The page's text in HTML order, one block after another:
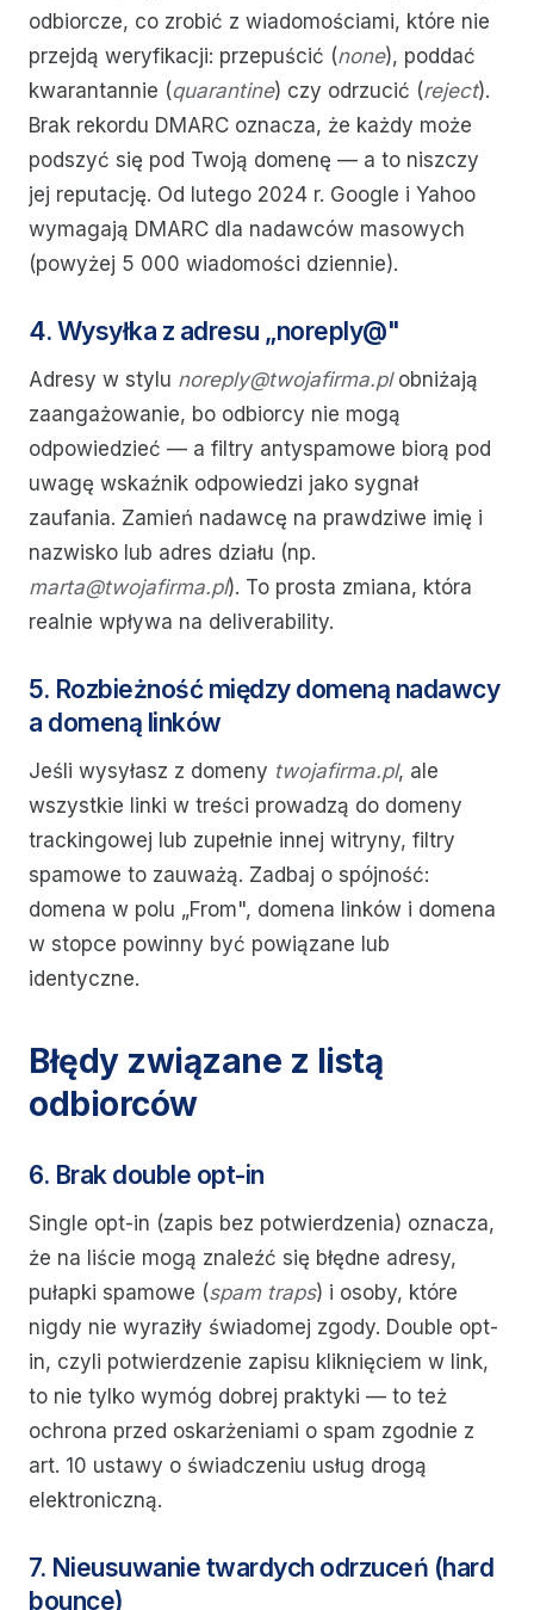
odbiorcze, co zrobić z wiadomościami, które nie
przejdą weryfikacji: przepuścić (none), poddać
kwarantannie (quarantine) czy odrzucić (reject).
Brak rekordu DMARC oznacza, że każdy może
podszyć się pod Twoją domenę — a to niszczy
jej reputację. Od lutego 2024 r. Google i Yahoo
wymagają DMARC dla nadawców masowych
(powyżej 5 000 wiadomości dziennie).
4. Wysyłka z adresu „noreply@"
Adresy w stylu noreply@twojafirma.plobniżają
zaangażowanie, bo odbiorcy nie mogą
odpowiedzieć — a filtry antyspamowe biorą pod
uwagę wskaźnik odpowiedzi jako sygnał
zaufania. Zamień nadawcę na prawdziwe imię i
nazwisko lub adres działu (np.
marta@twojafirma.pl). To prosta zmiana, która
realnie wpływa na deliverability.
5. Rozbieżność między domeną nadawcy
a domeną linków
Jeśli wysyłasz z domeny twojafirma.pl, ale
wszystkie linki w treści prowadzą do domeny
trackingowej lub zupełnie innej witryny, filtry
spamowe to zauważą. Zadbaj o spójność:
domena w polu „From", domena linków i domena
w stopce powinny być powiązane lub
identyczne.
Błędy związane z listą
odbiorców
6. Brak double opt-in
Single opt-in (zapis bez potwierdzenia) oznacza,
że na liście mogą znaleźć się błędne adresy,
pułapki spamowe (spam traps) i osoby, które
nigdy nie wyraziły świadomej zgody. Double opt-
in, czyli potwierdzenie zapisu kliknięciem w link,
to nie tylko wymóg dobrej praktyki — to też
ochrona przed oskarżeniami o spam zgodnie z
art. 10 ustawy o świadczeniu usług drogą
elektroniczną.
7. Nieusuwanie twardych odrzuceń (hard
bounce)